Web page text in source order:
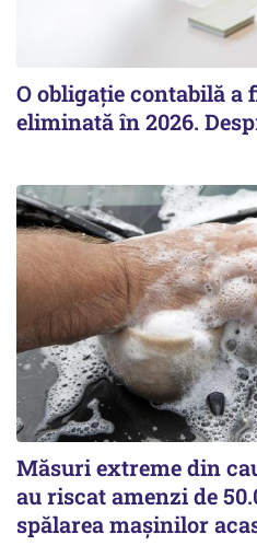
O obligație contabilă a
eliminată în 2026.
Măsuri extreme din
au riscat amenzi de
spălarea mașinilor